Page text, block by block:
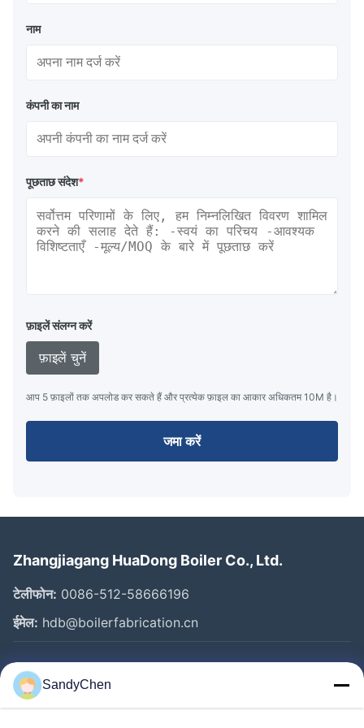
नाम
कंपनी का नाम
पूछताछ संदेश*
फ़ाइलें संलग्न करें
फ़ाइलें चुनें
आप 5 फ़ाइलों तक अपलोड कर सकते हैं और प्रत्येक फ़ाइल का आकार अधिकतम 10M है।
जमा करें
Zhangjiagang HuaDong Boiler Co., Ltd.
टेलीफोन: 0086-512-58666196
ईमेल: hdb@boilerfabrication.cn
त्वरित लिंक
घर
SandyChen